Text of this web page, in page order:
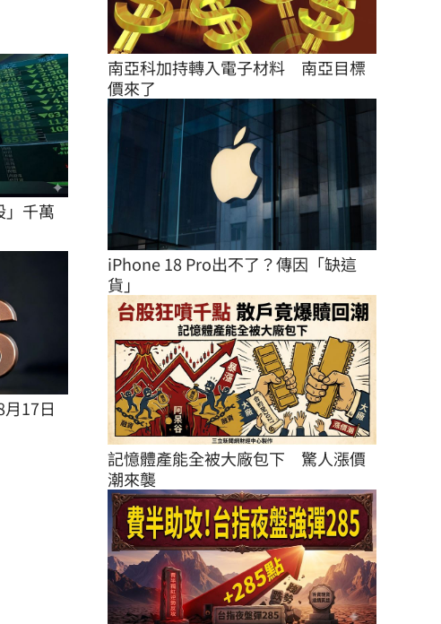
」千萬
17日
南亞科加持轉入電子材料　南亞目標
價來了
iPhone 18 Pro出不了？傳因「缺這
貨」
記憶體產能全被大廠包下　驚人漲價
潮來襲